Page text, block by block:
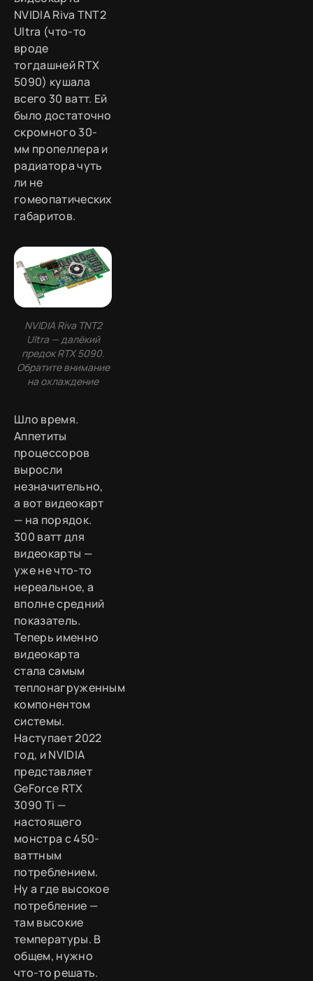
NVIDIA Riva TNT2
Ultra (что-то
вроде
тогдашней RTX
5090) кушала
всего 30 ватт. Ей
было достаточно
скромного 30-
мм пропеллера и
радиатора чуть
ли не
гомеопатических
габаритов.
NVIDIA Riva TNT2
Ultra — далёкий
предок RTX 5090.
Обратите внимание
на охлаждение
Шло время.
Аппетиты
процессоров
выросли
незначительно,
а вот видеокарт
— на порядок.
300 ватт для
видеокарты —
уже не что-то
нереальное, а
вполне средний
показатель.
Теперь именно
видеокарта
стала самым
теплонагруженным
компонентом
системы.
Наступает 2022
год, и NVIDIA
представляет
GeForce RTX
3090 Ti —
настоящего
монстра с 450-
ваттным
потреблением.
Ну а где высокое
потребление —
там высокие
температуры. В
общем, нужно
что-то решать.